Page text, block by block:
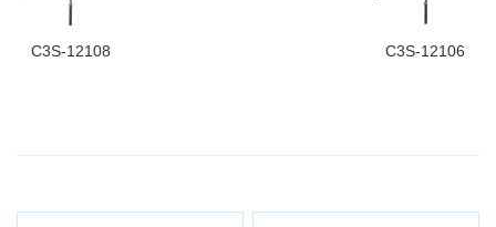
C3S-12108 C3S-12106